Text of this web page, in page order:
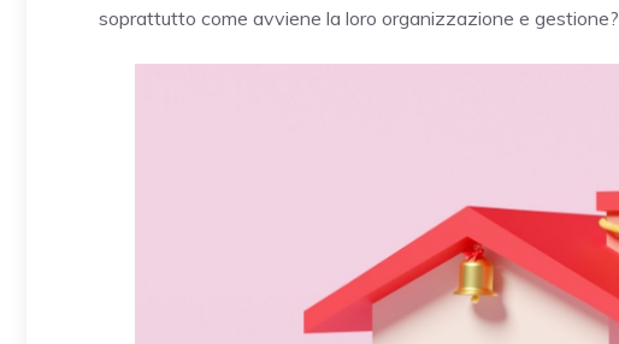
soprattutto come avviene la loro organizzazione e gestione?